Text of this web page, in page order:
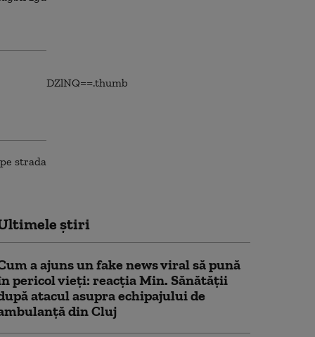
știri
a ajuns un fake news viral să pună
pericol vieți: reacția Min. Sănătății
atacul asupra echipajului de
din Cluj